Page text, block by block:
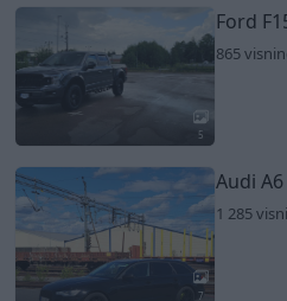
5
Ford
865
7
Audi
1 285